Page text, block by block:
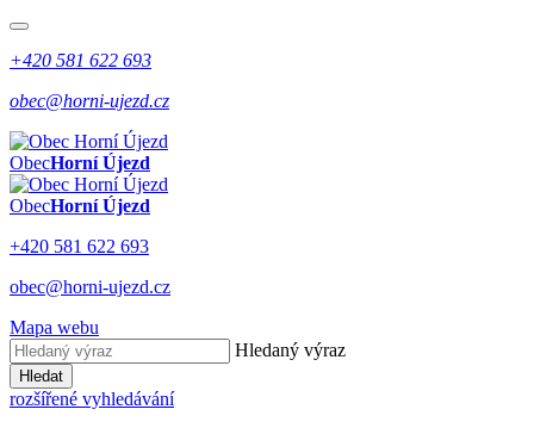
+420 581 622 693
obec@horni-ujezd.cz
ObecHorní Újezd
ObecHorní Újezd
+420 581 622 693
obec@horni-ujezd.cz
Mapa webu
Hledaný výraz
Hledat
rozšířené vyhledávání